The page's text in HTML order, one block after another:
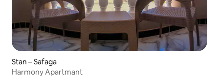
Stan – Safaga
Harmony Apartmant